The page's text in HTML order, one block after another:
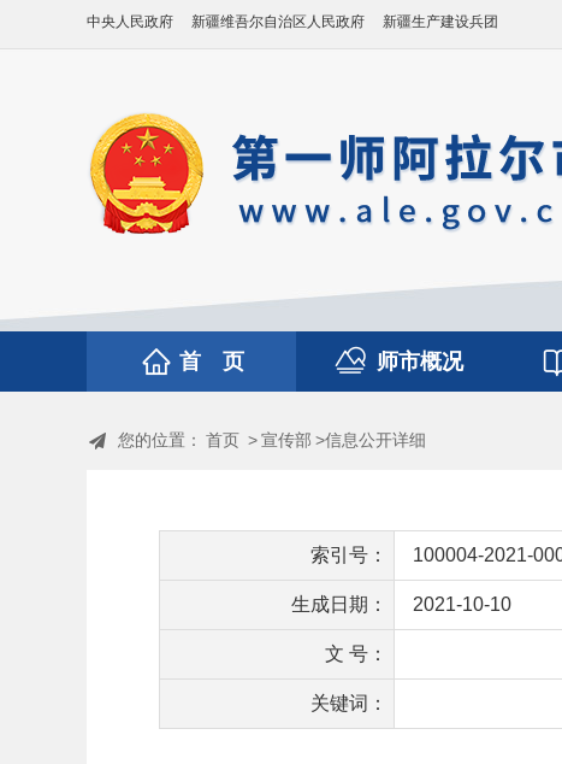
中央人民政府 新疆维吾尔自治区人民政府 新疆生产建设兵团
首 页 师市概况
您的位置： 首页 >宣传部 >信息公开详细
索引号： 100004-2021-
生成日期： 2021-10-10
文 号：
关键词：